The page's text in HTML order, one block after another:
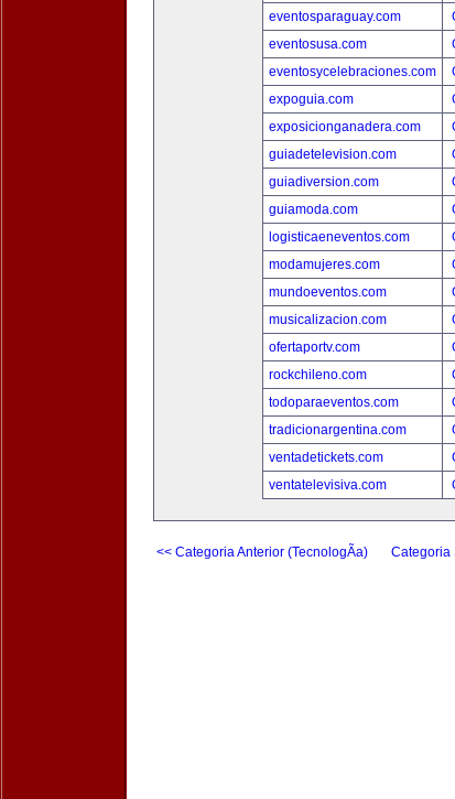
eventosparaguay.com
eventosusa.com
eventosycelebraciones.com
expoguia.com
exposicionganadera.com
guiadetelevision.com
guiadiversion.com
guiamoda.com
logisticaeneventos.com
modamujeres.com
mundoeventos.com
musicalizacion.com
ofertaportv.com
rockchileno.com
todoparaeventos.com
tradicionargentina.com
ventadetickets.com
ventatelevisiva.com
<< Categoria Anterior (TecnologÃ­a) Categoria